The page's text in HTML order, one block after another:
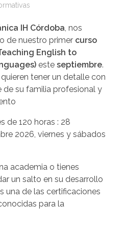
IH Córdoba, nos
de nuestro primer curso
English to
este septiembre.
tener un detalle con
de su familia profesional y
de 120 horas : 28
2026, viernes y sábados
academia o tienes
un salto en su desarrollo
una de las certificaciones
para la